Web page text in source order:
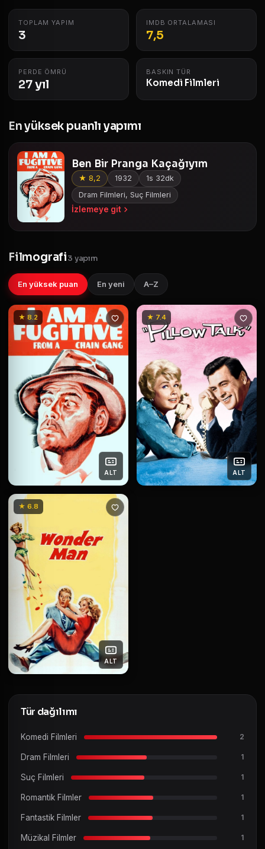
TOPLAM YAPIM
3
IMDB ORTALAMASI
7,5
PERDE ÖMRÜ
27 yıl
BASKIN TÜR
Komedi Filmleri
En yüksek puanlı yapımı
Ben Bir Pranga Kaçağıyım
★ 8,2 1932
1s 32dk
Dram Filmleri, Suç Filmleri
İzlemeye git
Filmografi3 yapım
En yüksek puan En yeni A–Z
★ 8.2
ALT
★ 7.4
ALT
★ 6.8
ALT
Tür dağılımı
Komedi Filmleri 2
Dram Filmleri 1
Suç Filmleri 1
Romantik Filmler 1
Fantastik Filmler 1
Müzikal Filmler 1